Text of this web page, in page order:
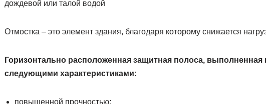
Отмостка – это элемент здания, благодаря которому снижается
Горизонтально расположенная защитная полоса, выполненная
следующими характеристиками:
повышенной прочностью;